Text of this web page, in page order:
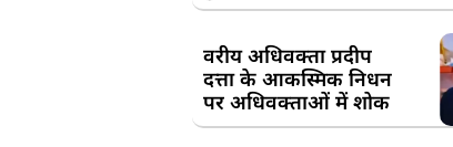
वरीय अधिवक्ता प्रदीप
दत्ता के आकस्मिक निधन
पर अधिवक्ताओं में शोक